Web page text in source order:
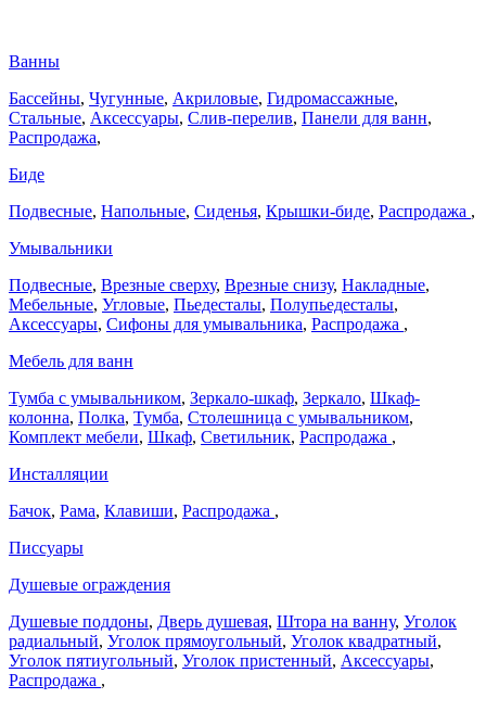
Ванны
Бассейны, Чугунные, Акриловые, Гидромассажные,
Стальные, Аксессуары, Слив-перелив, Панели для ванн,
Распродажа,
Биде
Подвесные, Напольные, Сиденья, Крышки-биде, Распродажа ,
Умывальники
Подвесные, Врезные сверху, Врезные снизу, Накладные,
Мебельные, Угловые, Пьедесталы, Полупьедесталы,
Аксессуары, Сифоны для умывальника, Распродажа ,
Мебель для ванн
Тумба с умывальником, Зеркало-шкаф, Зеркало, Шкаф-
колонна, Полка, Тумба, Столешница с умывальником,
Комплект мебели, Шкаф, Светильник, Распродажа ,
Инсталляции
Бачок, Рама, Клавиши, Распродажа ,
Писсуары
Душевые ограждения
Душевые поддоны, Дверь душевая, Штора на ванну, Уголок
радиальный, Уголок прямоугольный, Уголок квадратный,
Уголок пятиугольный, Уголок пристенный, Аксессуары,
Распродажа ,